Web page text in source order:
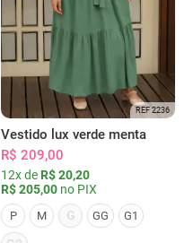
REF 2236
Vestido lux verde menta
R$ 209,00
12x de R$ 20,20
R$ 205,00 no PIX
P M G GG G1